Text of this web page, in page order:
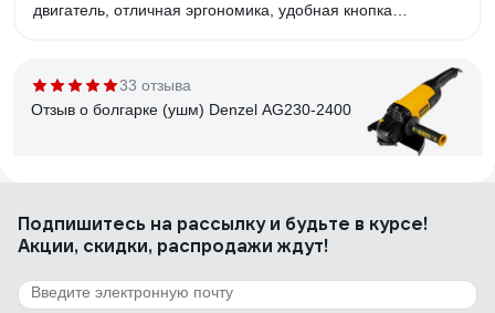
двигатель, отличная эргономика, удобная кнопка
33 отзыва
Отзыв о болгарке (ушм) Denzel AG230-2400
Мощь
203 отзыва
Подпишитесь на рассылкуи будьте в курсе!
Акции, скидки, распродажи ждут!